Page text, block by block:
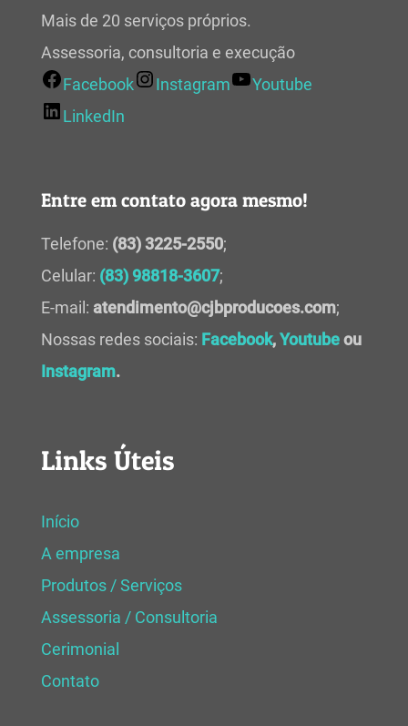
Mais de 20 serviços próprios.
Assessoria, consultoria e execução
Facebook
Instagram
Youtube
LinkedIn
Entre em contato agora mesmo!
Telefone: (83) 3225-2550;
Celular: (83) 98818-3607;
E-mail: atendimento@cjbproducoes.com;
Nossas redes sociais: Facebook,Youtubeou
Instagram.
Links Úteis
Início
A empresa
Produtos / Serviços
Assessoria / Consultoria
Cerimonial
Contato